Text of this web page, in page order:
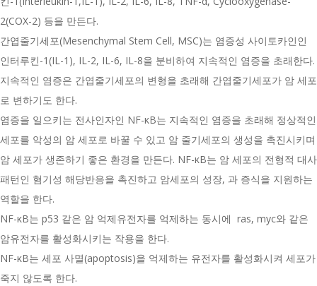
2(COX-2) 등을 만든다.
간엽줄기세포(Mesenchymal Stem Cell, MSC)는 염증성 사이토카인인
인터루킨-1(IL-1), IL-2, IL-6, IL-8을 분비하여 지속적인 염증을 초래한다.
지속적인 염증은 간엽줄기세포의 변형을 초래해 간엽줄기세포가 암 세포
로 변하기도 한다.
염증을 일으키는 전사인자인 NF-κB는 지속적인 염증을 초래해 정상적인
세포를 악성의 암 세포로 바꿀 수 있고 암 줄기세포의 생성을 촉진시키며
암 세포가 생존하기 좋은 환경을 만든다. NF-κB는 암 세포의 전형적 대사
패턴인 혐기성 해당반응을 촉진하고 암세포의 성장, 과 증식을 지원하는
역할을 한다.
NF-κB는 p53 같은 암 억제유전자를 억제하는 동시에 ras, myc와 같은
암유전자를 활성화시키는 작용을 한다.
NF-κB는 세포 사멸(apoptosis)을 억제하는 유전자를 활성화시켜 세포가
죽지 않도록 한다.